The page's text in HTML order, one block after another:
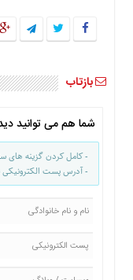
برگه
تعرفه
بازتاب
شما هم می توانید
- کامل کردن گزینه های
- آدرس پست